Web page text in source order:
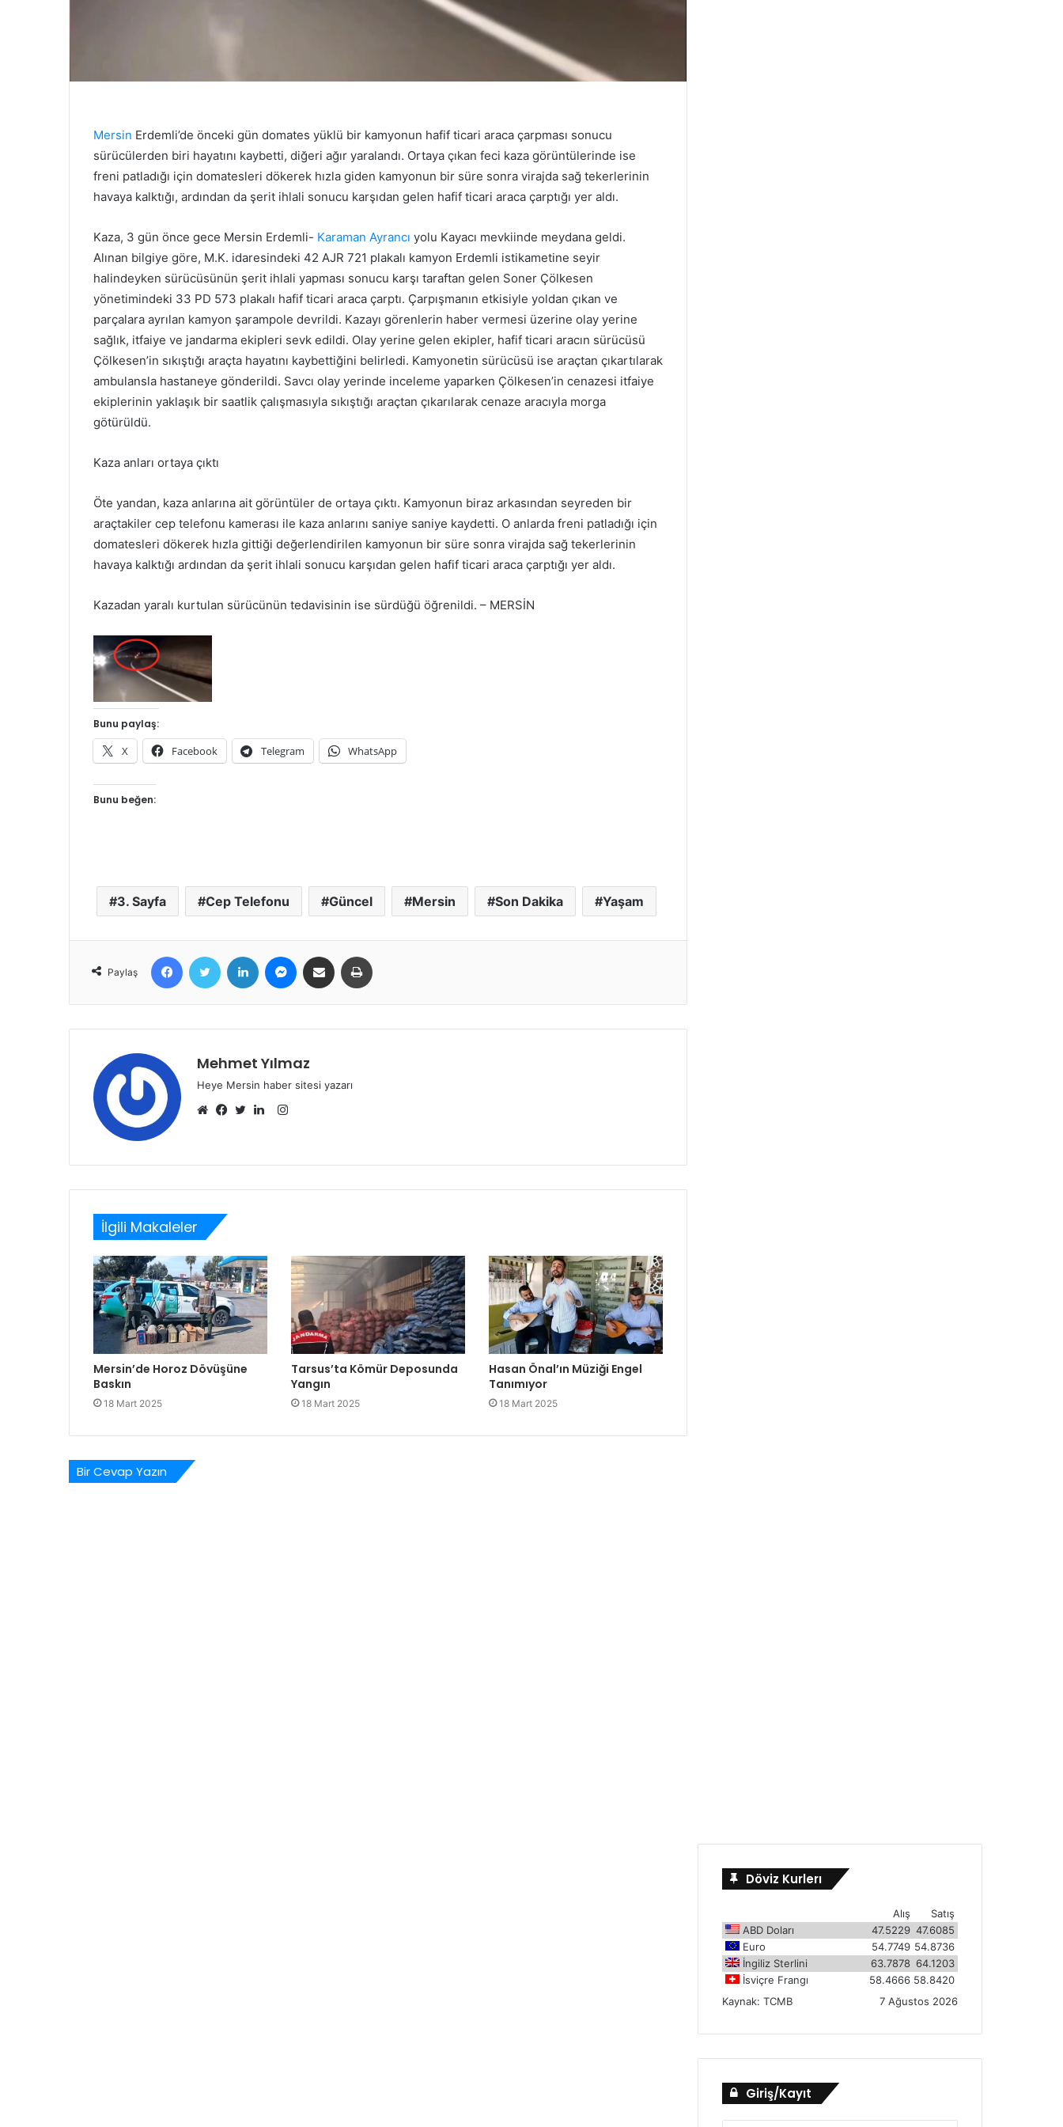
Mersin Erdemli’de önceki gün domates yüklü bir kamyonun hafif ticari araca çarpması sonucu
sürücülerden biri hayatını kaybetti, diğeri ağır yaralandı. Ortaya çıkan feci kaza görüntülerinde ise
freni patladığı için domatesleri dökerek hızla giden kamyonun bir süre sonra virajda sağ tekerlerinin
havaya kalktığı, ardından da şerit ihlali sonucu karşıdan gelen hafif ticari araca çarptığı yer aldı.
Kaza, 3 gün önce gece Mersin Erdemli- Karaman Ayrancı yolu Kayacı mevkiinde meydana geldi.
Alınan bilgiye göre, M.K. idaresindeki 42 AJR 721 plakalı kamyon Erdemli istikametine seyir
halindeyken sürücüsünün şerit ihlali yapması sonucu karşı taraftan gelen Soner Çölkesen
yönetimindeki 33 PD 573 plakalı hafif ticari araca çarptı. Çarpışmanın etkisiyle yoldan çıkan ve
parçalara ayrılan kamyon şarampole devrildi. Kazayı görenlerin haber vermesi üzerine olay yerine
sağlık, itfaiye ve jandarma ekipleri sevk edildi. Olay yerine gelen ekipler, hafif ticari aracın sürücüsü
Çölkesen’in sıkıştığı araçta hayatını kaybettiğini belirledi. Kamyonetin sürücüsü ise araçtan çıkartılarak
ambulansla hastaneye gönderildi. Savcı olay yerinde inceleme yaparken Çölkesen’in cenazesi itfaiye
ekiplerinin yaklaşık bir saatlik çalışmasıyla sıkıştığı araçtan çıkarılarak cenaze aracıyla morga
götürüldü.
Kaza anları ortaya çıktı
Öte yandan, kaza anlarına ait görüntüler de ortaya çıktı. Kamyonun biraz arkasından seyreden bir
araçtakiler cep telefonu kamerası ile kaza anlarını saniye saniye kaydetti. O anlarda freni patladığı için
domatesleri dökerek hızla gittiği değerlendirilen kamyonun bir süre sonra virajda sağ tekerlerinin
havaya kalktığı ardından da şerit ihlali sonucu karşıdan gelen hafif ticari araca çarptığı yer aldı.
Kazadan yaralı kurtulan sürücünün tedavisinin ise sürdüğü öğrenildi. – MERSİN
Bunu paylaş:
X Facebook Telegram WhatsApp
Bunu beğen:
3. Sayfa Cep Telefonu Güncel Mersin Son Dakika Yaşam
Paylaş
FacebookTwitter LinkedIn MessengerE-Posta ile paylaş
Mehmet Yılmaz
Heye Mersin haber sitesi yazarı
Instagram
İlgili Makaleler
Mersin’de Horoz Dövüşüne
Baskın
18 Mart 2025
Tarsus’ta Kömür Deposunda
Yangın
18 Mart 2025
Hasan Önal’ın Müziği Engel
Tanımıyor
18 Mart 2025
Bir Cevap Yazın
Döviz Kurlerı
Satış
Alış
ABD Doları
47.6085
47.5229
Euro
54.8736
54.7749
İngiliz Sterlini
64.1203
63.7878
İsviçre Frangı
58.8420
58.4666
Kaynak:TCMB 7 Ağustos 2026
Giriş/Kayıt